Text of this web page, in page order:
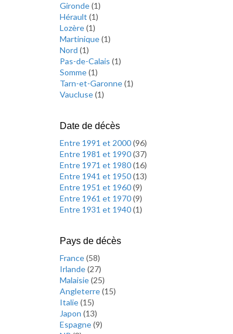
Gironde(1)
Hérault (1)
Lozère(1)
Martinique(1)
Nord (1)
Pas-de-Calais (1)
Somme(1)
Tarn-et-Garonne(1)
Vaucluse(1)
Date de décès
Entre 1991 et 2000(96)
Entre 1981 et 1990(37)
Entre 1971 et 1980(16)
Entre 1941 et 1950(13)
Entre 1951 et 1960(9)
Entre 1961 et 1970(9)
Entre 1931 et 1940(1)
Pays de décès
France(58)
Irlande(27)
Malaisie(25)
Angleterre(15)
Italie(15)
Japon (13)
Espagne(9)